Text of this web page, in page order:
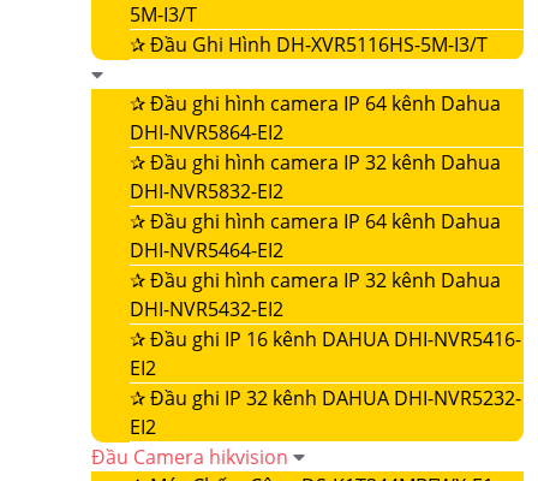
5M-I3/T
✰Đầu Ghi Hình DH-XVR5116HS-5M-I3/T
✰Đầu ghi hình camera IP 64 kênh Dahua
DHI-NVR5864-EI2
✰Đầu ghi hình camera IP 32 kênh Dahua
DHI-NVR5832-EI2
✰Đầu ghi hình camera IP 64 kênh Dahua
DHI-NVR5464-EI2
✰Đầu ghi hình camera IP 32 kênh Dahua
DHI-NVR5432-EI2
✰Đầu ghi IP 16 kênh DAHUA DHI-NVR5416-
EI2
✰Đầu ghi IP 32 kênh DAHUA DHI-NVR5232-
EI2
Đầu Camera hikvision